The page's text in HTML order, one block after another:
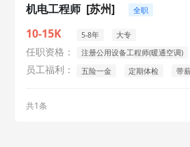
机电工程师 [苏州] 全职
10-15K 5-8年 大专
任职资格： 注册公用设备工程师(暖通空调)
员工福利： 五险一金 定期体检 带
共1条